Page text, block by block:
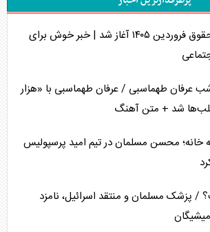
تراستی‌ها
بر اقتصاد جهانی
تل‌آویو-واشنگتن
در نقطه کور سیاستگذاری
در راستای منافع ملی است؟
آمریکا در غرب آسیا
واریز مابه‌التفاوت حقوق فروردین ۱۴۰۵ آغاز شد | خبر خوش برای
عرفان طهماسبی / عرفان طهماسبی با «هزار
شد + متن آهنگ
محسن مسلمان در تیم امید پرسپولیس
/ پزشک مسلمان و منتقد اسرائیل، نامزد